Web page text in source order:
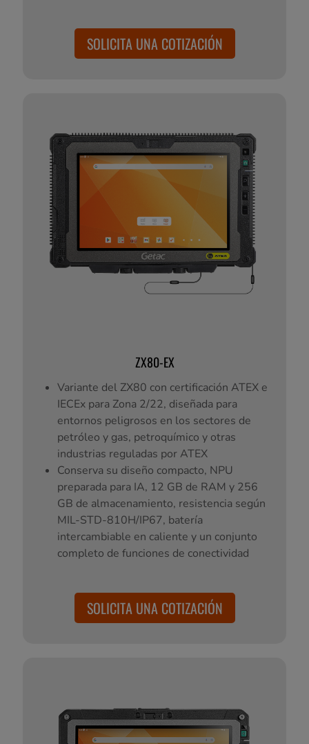
SOLICITA UNA COTIZACIÓN
ZX80-EX
Variante del ZX80 con certificación ATEX e
IECEx para Zona 2/22, diseñada para
entornos peligrosos en los sectores de
petróleo y gas, petroquímico y otras
industrias reguladas por ATEX
Conserva su diseño compacto, NPU
preparada para IA, 12 GB de RAM y 256
GB de almacenamiento, resistencia según
MIL-STD-810H/IP67, batería
intercambiable en caliente y un conjunto
completo de funciones de conectividad
SOLICITA UNA COTIZACIÓN